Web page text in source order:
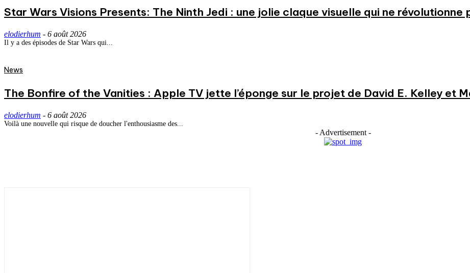
Star Wars Visions Presents: The Ninth Jedi : une jolie claque visuelle qui ne révolutionne
elodierhum - 6 août 2026
Il y a des épisodes de Star Wars qui...
News
The Bonfire of the Vanities : Apple TV jette l’éponge sur le projet de David E. Kelley et
elodierhum - 6 août 2026
Voilà une nouvelle qui risque de doucher l'enthousiasme des...
- Advertisement -